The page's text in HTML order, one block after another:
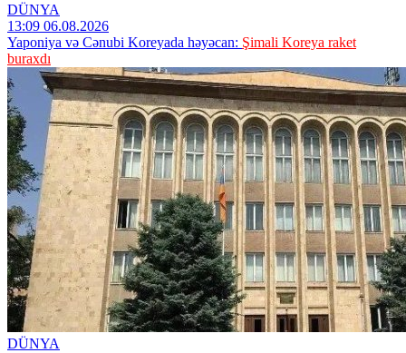
DÜNYA
13:09 06.08.2026
Yaponiya və Cənubi Koreyada həyəcan: Şimali Koreya raket
buraxdı
DÜNYA